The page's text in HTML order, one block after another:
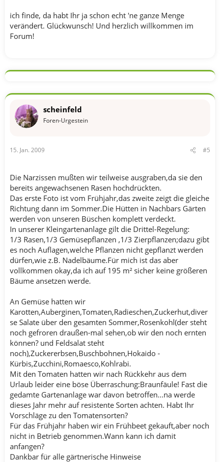
ich finde, da habt Ihr ja schon echt 'ne ganze Menge
verändert. Glückwunsch! Und herzlich willkommen im
Forum!
scheinfeld
Foren-Urgestein
15. Jan. 2009 #5
Die Narzissen mußten wir teilweise ausgraben,da sie den
bereits angewachsenen Rasen hochdrückten.
Das erste Foto ist vom Frühjahr,das zweite zeigt die gleiche
Richtung dann im Sommer.Die Hütten in Nachbars Gärten
werden von unseren Büschen komplett verdeckt.
In unserer Kleingartenanlage gilt die Drittel-Regelung:
1/3 Rasen,1/3 Gemüsepflanzen ,1/3 Zierpflanzen;dazu gibt
es noch Auflagen,welche Pflanzen nicht gepflanzt werden
dürfen,wie z.B. Nadelbäume.Für mich ist das aber
vollkommen okay,da ich auf 195 m² sicher keine größeren
Bäume ansetzen werde.
An Gemüse hatten wir
Karotten,Auberginen,Tomaten,Radieschen,Zuckerhut,diver
se Salate über den gesamten Sommer,Rosenkohl(der steht
noch gefroren draußen-mal sehen,ob wir den noch ernten
können? und Feldsalat steht
noch),Zuckererbsen,Buschbohnen,Hokaido -
Kürbis,Zucchini,Romaesco,Kohlrabi.
Mit den Tomaten hatten wir nach Rückkehr aus dem
Urlaub leider eine böse Überraschung:Braunfäule! Fast die
gedamte Gartenanlage war davon betroffen...na werde
dieses Jahr mehr auf resistente Sorten achten. Habt Ihr
Vorschläge zu den Tomatensorten?
Für das Frühjahr haben wir ein Frühbeet gekauft,aber noch
nicht in Betrieb genommen.Wann kann ich damit
anfangen?
Dankbar für alle gärtnerische Hinweise